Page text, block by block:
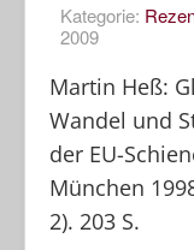
Kategorie:
2009
Martin Heß:
Wandel und
der EU-
München
2). 203 S.